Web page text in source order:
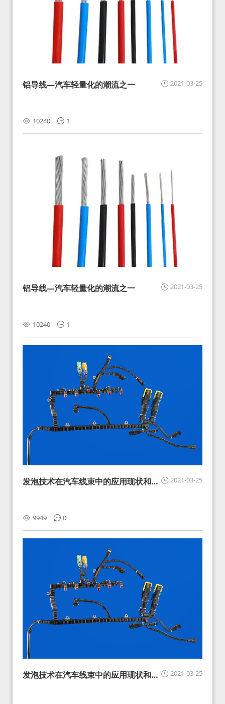
2021-03-25
铝导线—汽车轻量化的潮流之一
10240 1
2021-03-25
铝导线—汽车轻量化的潮流之一
10240 1
2021-03-25
发泡技术在汽车线束中的应用现状和展
9949 0
2021-03-25
发泡技术在汽车线束中的应用现状和展